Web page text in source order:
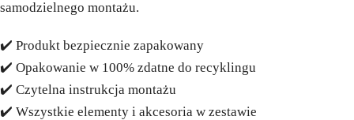
samodzielnego montażu.
✔️ Produkt bezpiecznie zapakowany
✔️ Opakowanie w 100% zdatne do recyklingu
✔️ Czytelna instrukcja montażu
✔️ Wszystkie elementy i akcesoria w zestawie